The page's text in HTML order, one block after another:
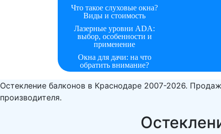
Что такое слуховые окна?
Виды и стоимость
Лазерные уровни ADA:
выбор, особенности и
применение
Окна для дачи: на что
обратить внимание?
Остекление балконов в Краснодаре 2007-2026.
производителя.